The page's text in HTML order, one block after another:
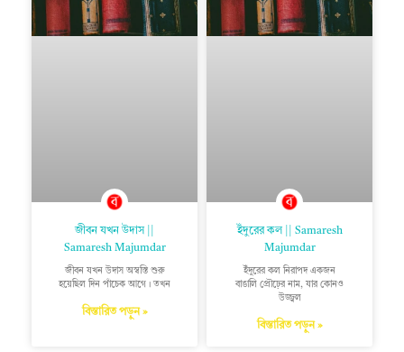
জীবন যখন উদাস ||
Samaresh Majumdar
জীবন যখন উদাস অস্বস্তি শুরু
হয়েছিল দিন পাঁচেক আগে। তখন
বিস্তারিত পড়ুন »
ইঁদুরের কল || Samaresh
Majumdar
ইঁদুরের কল নিরাপদ একজন
বাঙালি প্রৌঢ়ের নাম, যার কোনও
উজ্জ্বল
বিস্তারিত পড়ুন »